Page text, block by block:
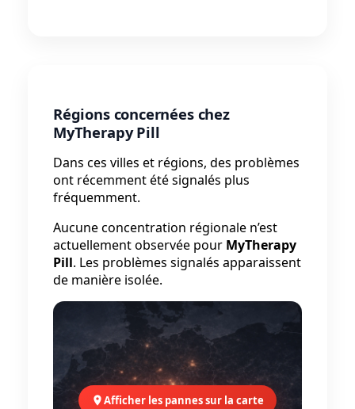
Régions concernées chez
MyTherapy Pill
Dans ces villes et régions, des problèmes
ont récemment été signalés plus
fréquemment.
Aucune concentration régionale n’est
actuellement observée pour MyTherapy
Pill. Les problèmes signalés apparaissent
de manière isolée.
Afficher les pannes sur la carte